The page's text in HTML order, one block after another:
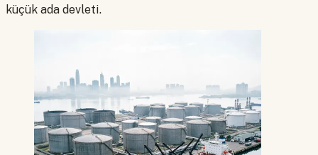
küçük ada devleti.